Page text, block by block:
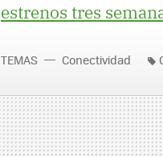
estrenos tres
TEMAS Conectividad